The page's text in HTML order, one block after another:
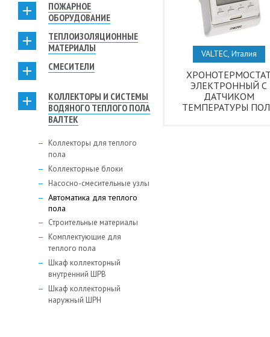
ПОЖАРНОЕ
ОБОРУДОВАНИЕ
ТЕПЛОИЗОЛЯЦИОННЫЕ
МАТЕРИАЛЫ
СМЕСИТЕЛИ
КОЛЛЕКТОРЫ И СИСТЕМЫ
ВОДЯНОГО ТЕПЛОГО ПОЛА
ВАЛТЕК
Коллекторы для теплого
пола
Коллекторные блоки
Насосно-смесительные узлы
Автоматика для теплого
пола
Строительные материалы
Комплектующие для
теплого пола
Шкаф коллекторный
внутренний ШРВ
Шкаф коллекторный
наружный ШРН
VALTEC, Италия
ЭЛЕКТРОННЫЙ C
ДАТЧИКОМ
ТЕМПЕРАТУРЫ